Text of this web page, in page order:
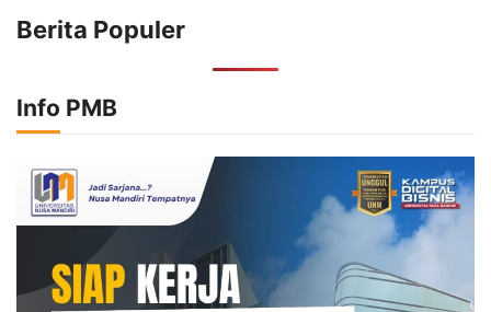
Berita Populer
Info PMB